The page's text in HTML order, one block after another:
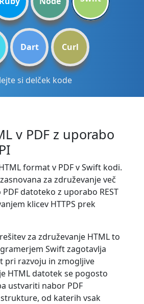
Dart Curl
si delček kode
v PDF z uporabo
format v PDF v Swift kodi.
za združevanje več
datoteko z uporabo REST
klicev HTTPS prek
za združevanje HTML to
Swift zagotavlja
pri razvoju in zmogljive
HTML datotek se pogosto
ustvariti nabor PDF
od katerih vsak